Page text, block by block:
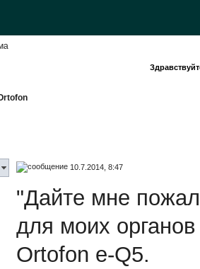
10.7.2014, 8:47
"Дайте мне
для моих
Ortofon e-Q5.